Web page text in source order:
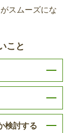
であった場
疾病療養
入していた
主の方）
市民総合窓
す。
スムーズにな
こと
検討する